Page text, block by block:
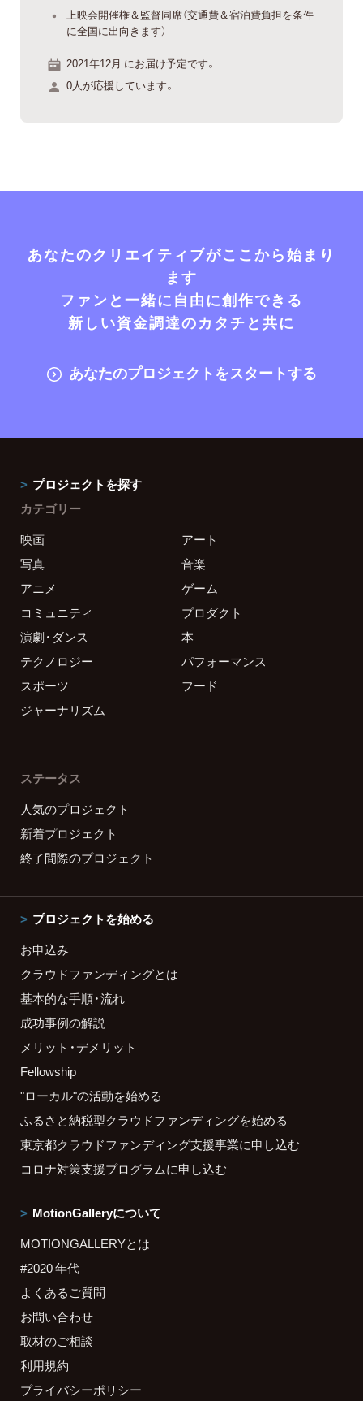
上映会開催権＆監督同席（交通費＆宿泊費負担を条件
に全国に出向きます）
2021年12月 にお届け予定です。
0人が応援しています。
あなたのクリエイティブがここから始まり
ます
ファンと一緒に自由に創作できる
新しい資金調達のカタチと共に
あなたのプロジェクトをスタートする
プロジェクトを探す
カテゴリー
映画
アート
写真
音楽
アニメ
ゲーム
コミュニティ
プロダクト
演劇・ダンス
本
テクノロジー
パフォーマンス
スポーツ
フード
ジャーナリズム
ステータス
人気のプロジェクト
新着プロジェクト
終了間際のプロジェクト
プロジェクトを始める
お申込み
クラウドファンディングとは
基本的な手順・流れ
成功事例の解説
メリット・デメリット
Fellowship
"ローカル"の活動を始める
ふるさと納税型クラウドファンディングを始める
東京都クラウドファンディング支援事業に申し込む
コロナ対策支援プログラムに申し込む
MotionGalleryについて
MOTIONGALLERYとは
#2020 年代
よくあるご質問
お問い合わせ
取材のご相談
利用規約
プライバシーポリシー